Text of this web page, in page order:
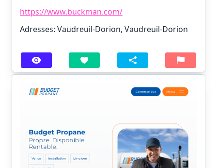
https://www.buckman.com/
Adresses: Vaudreuil-Dorion, Vaudreuil-Dorion